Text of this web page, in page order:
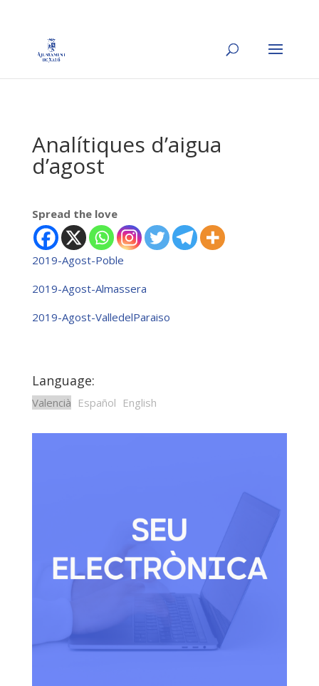
Analítiques d’aigua
d’agost
Spread the love
2019-Agost-Poble
2019-Agost-Almassera
2019-Agost-ValledelParaiso
Language:
Valencià Español English